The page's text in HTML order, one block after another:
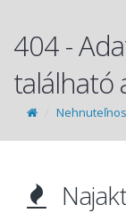
404 -
található